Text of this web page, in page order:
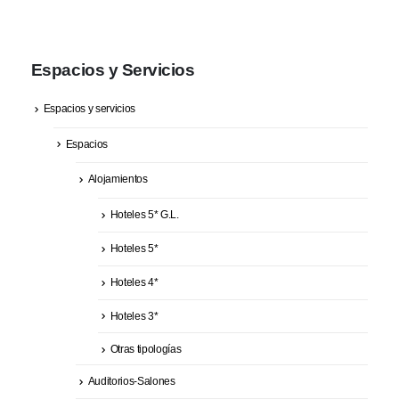
Espacios y Servicios
Espacios y servicios
Espacios
Alojamientos
Hoteles 5* G.L.
Hoteles 5*
Hoteles 4*
Hoteles 3*
Otras tipologías
Auditorios-Salones